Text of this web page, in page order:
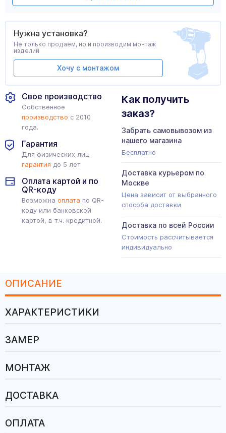
Свое производство
Собственное
производство с 2010
года.
Гарантия
Для физических лиц
гарантия до 5 лет
Оплата картой и по
QR-коду
Возможна оплата по QR-
коду или банковской
картой, в т.ч. кредитной.
Как получить
заказ?
Забрать самовывозом из
нашего магазина
Бесплатно
Доставка курьером по
Москве
Цена зависит от выбранного
способа доставки
Доставка по всей России
Стоимость рассчитывается
индивидуально
Нужна установка?
Не только продаем, но и производим монтаж
изделий
Хочу с монтажом
ОПИСАНИЕ
ХАРАКТЕРИСТИКИ
ЗАМЕР
МОНТАЖ
ДОСТАВКА
ОПЛАТА